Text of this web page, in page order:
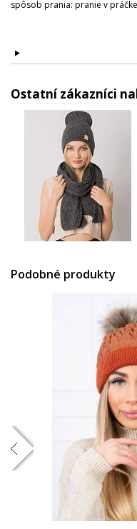
spôsob prania: pranie v
Ostatní zákazníci
Podobné produkty